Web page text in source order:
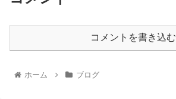
コメントを書き込む
ホーム ブログ